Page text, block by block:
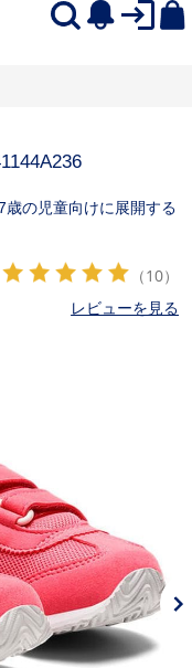
1144A236
の児童向けに展開する
（10）
レビューを見る